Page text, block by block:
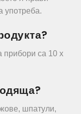
употреба.
прибори са 10 x
шпатули,